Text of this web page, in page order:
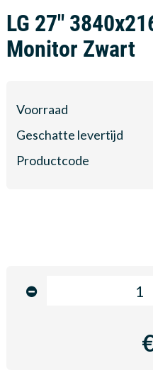
LG 27"
Monitor Zwart
Voorraad
Geschatte levertijd
Productcode